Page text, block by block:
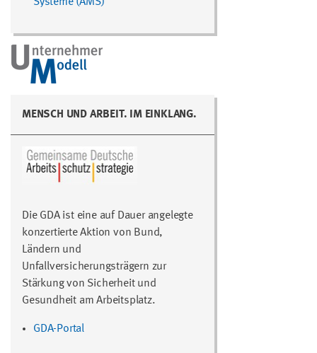
MENSCH UND ARBEIT. IM EINKLANG.
Die GDA ist eine auf Dauer angelegte
konzertierte Aktion von Bund,
Ländern und
Unfallversicherungsträgern zur
Stärkung von Sicherheit und
Gesundheit am Arbeitsplatz.
GDA-Portal